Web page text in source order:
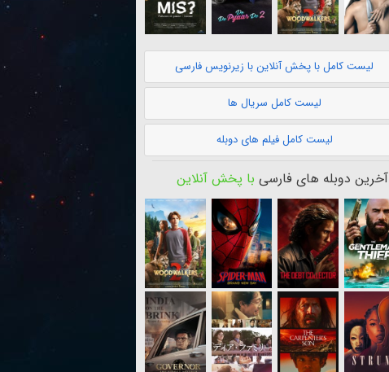
لیست کامل با پخش آنلاین با زیرنویس فارسی
لیست کامل سریال ها
لیست کامل فیلم های دوبله
آخرین دوبله های فارسی با پخش آنلاین